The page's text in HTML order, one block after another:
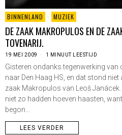
BINNENLAND · MUZIEK
DE ZAAK MAKROPULOS EN DE
TOVENARIJ.
19 MEI 2009 1 MINUUT LEESTIJD
Gisteren ondanks tegenwerking van
naar Den Haag HS, en dat stond
zaak Makropulos van Leoš
niet zo hadden hoeven haasten,
begon…
LEES VERDER